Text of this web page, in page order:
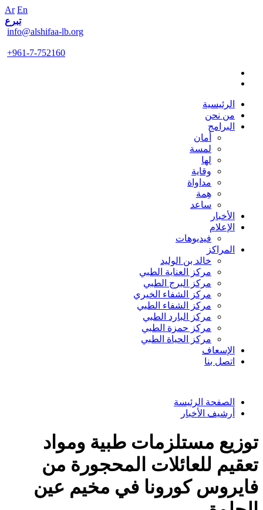
Ar En
تبرع
info@alshifaa-lb.org
+961-7-752160
الرئيسية
من نحن
البرامج
أمان
لمسة
لها
وقاية
مداواة
هِمة
ساعد
الأخبار
الإعلام
فيديوهات
المراكز
خالد بن الوليد
مركز العناية الطبي
مركز البرج الطبي
مركز الشفاء الخيري
مركز الشفاء الطبي
مركز البارد الطبي
مركز حمزة الطبي
مركز الحياة الطبي
الإسعاف
اتصل بنا
الصفحة الرئيسة
أرشيف الأخبار
توزيع مستلزمات طبية ومواد
تعقيم للعائلات المحجورة من
فايروس كورونا في مخيم عين